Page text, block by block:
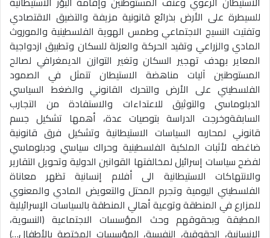
للسيطرة على الأرض بذرائع قانونية مزيفة والتضيق الاقتصادي
وتفتيت النسيج الاجتماعي وطمس الهوية الفلسطينية والموروث
المادي والزراعي وتقيد الحركة والعزلة للسكان وتطبيق ازدواجية
المعاير بهدف تهجير السكان وتغير التوازن الديمغرافي لصالح
المستوطنين آليات مناهضة الاستيطان تتمثل في الصمود
الفلسطيني على الأرض والتحرك القانوني والضغط السياسي
الدبلوماسي والتوثيق للاعتداءات والاستفادة من التجارب
السابقةوخرجت الدراسة بتوصيات عدة، أهمها تشكيل جسم
قانوني لمحاربه السياسات الاستيطانية وتشكيل فرق قانونية
ضاغطه لأثبات الملكية الفلسطينية وحراك سياسي ودبلوماسي
لفضح سياسات إسرائيل لمخالفتها القوانين الدولية وتحويل التقارير
والانتهاكات الاستيطانية الى أفلام إنسانية تظهر معاناة
الفلسطيني اليومية وتجرم المحتل والتعويض المادي والمعنوي
للمزارع في المنطقة وتوعية أهالي المنطقة بالسياسات الإسرائيلية
المطبقة وبحقوقهم وحث المؤسسات الاجتماعية (النسوية،
الإنسانية، الحقوقية، النفسية، المؤسسات المختصة بالأطفال…)